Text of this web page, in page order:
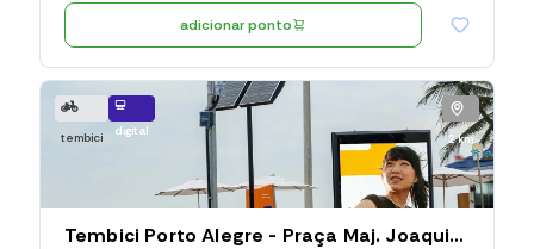
adicionar ponto
tembici digital
2 km
Tembici Porto Alegre - Praça Maj. Joaquim De Queiros (Estação 029), Avenida Jerônimo De Ornelas